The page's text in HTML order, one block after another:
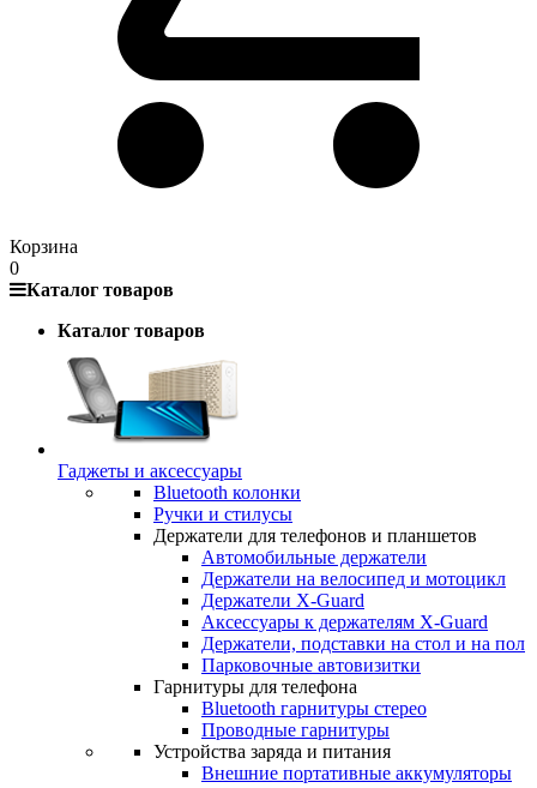
Корзина
0
Каталог товаров
Каталог товаров
Гаджеты и аксессуары
Bluetooth колонки
Ручки и стилусы
Держатели для телефонов и планшетов
Автомобильные держатели
Держатели на велосипед и мотоцикл
Держатели X-Guard
Аксессуары к держателям X-Guard
Держатели, подставки на стол и на пол
Парковочные автовизитки
Гарнитуры для телефона
Bluetooth гарнитуры стерео
Проводные гарнитуры
Устройства заряда и питания
Внешние портативные аккумуляторы